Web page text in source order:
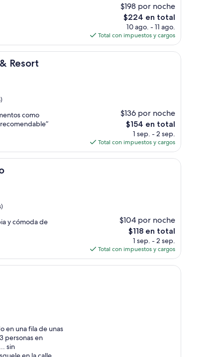
$198 por noche
El
precio
actual
es
de
$224 en total
10 ago. - 11 ago.
Total con impuestos y cargos
Resort
como
$136 por noche
El
precio
actual
es
de
$154 en total
1 sep. - 2 sep.
Total con impuestos y cargos
y cómoda de
$104 por noche
El
precio
actual
es
de
$118 en total
1 sep. - 2 sep.
Total con impuestos y cargos
en una fila de unas
personas en
sin